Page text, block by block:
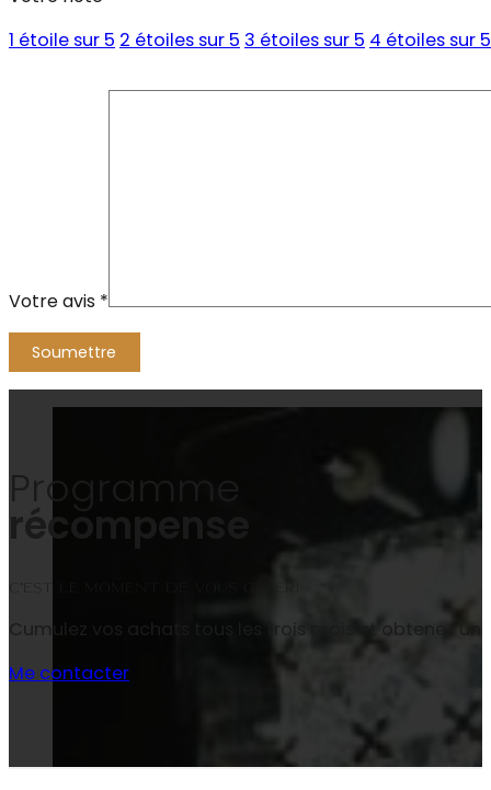
1 étoile sur 5 2 étoiles sur 5 3 étoiles sur 5 4 étoiles sur 5
Votre avis *
Alternative:
Programme
récompense
C’est le moment de vous gâter!
Cumulez vos achats tous les trois mois et obtenez
Me contacter